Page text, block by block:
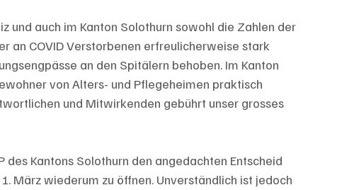
und auch im Kanton Solothurn sowohl die Zahlen der
an COVID Verstorbenen erfreulicherweise stark
an den Spitälern behoben. Im Kanton
von Alters- und Pflegeheimen praktisch
und Mitwirkenden gebührt unser grosses
des Kantons Solothurn den angedachten Entscheid
März wiederum zu öffnen. Unverständlich ist jedoch